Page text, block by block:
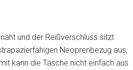
und der Reißverschluss sitzt
Neoprenbezug aus,
kann die Tasche nicht einfach aus